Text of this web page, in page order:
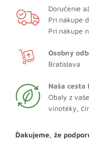
Doručenie
Pri nákupe
Pri nákupe
Osobný
Bratislava
Naša
Obaly z
vínotéky,
Ďakujeme, že